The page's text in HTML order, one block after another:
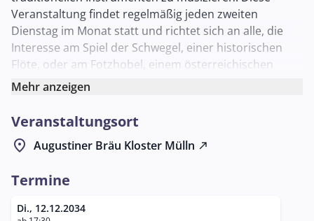
Veranstaltung findet regelmäßig jeden zweiten
Dienstag im Monat statt und richtet sich an alle, die
Interesse am Spiel der Schwegel, einer historischen
Flöte, oder am Fotzhobel, einem österreichischen
Akkordeon, haben.
der traditionsreichsten Brauhäuser Salzburgs, im
Schlappstüberl abgehalten. Diese einladende
Umgebung schafft den idealen Rahmen, um die Klänge
Atmosphäre zu genießen. Teilnehmende haben die
Möglichkeit, sich über musikalische Techniken
Mehr anzeigen
Veranstaltungsort
location_on Augustiner Bräu Kloster Mülln north_east
Termine
Di., 12.12.2034